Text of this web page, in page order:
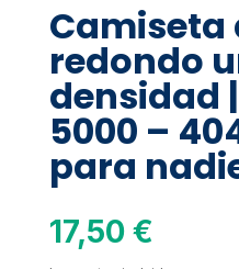
Camiseta
redondo
densidad
5000 –
para
17,50 €